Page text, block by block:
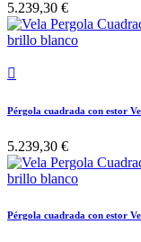
5.239,30 €

Pérgola cuadrada con estor
5.239,30 €
Pérgola cuadrada con estor